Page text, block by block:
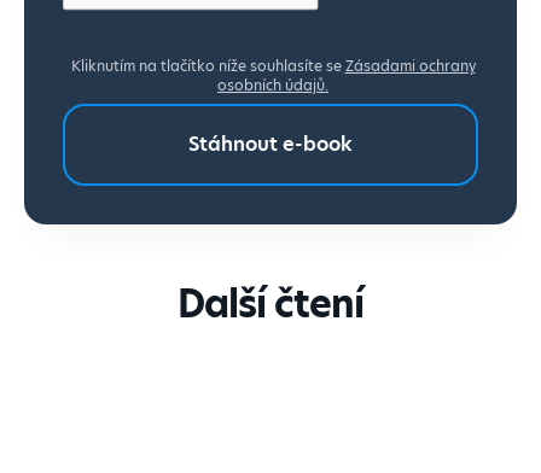
Kliknutím na tlačítko níže souhlasíte seZásadami ochrany
osobních údajů.
Další čtení